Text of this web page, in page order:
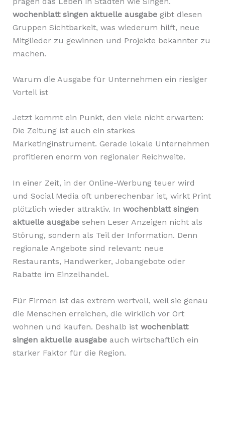
wochenblatt singen aktuelle ausgabegibt diesen
Gruppen Sichtbarkeit, was wiederum hilft, neue
Mitglieder zu gewinnen und Projekte bekannter zu
machen.
Warum die Ausgabe für Unternehmen ein riesiger
Vorteil ist
Jetzt kommt ein Punkt, den viele nicht erwarten:
Die Zeitung ist auch ein starkes
Marketinginstrument. Gerade lokale Unternehmen
profitieren enorm von regionaler Reichweite.
In einer Zeit, in der Online-Werbung teuer wird
und Social Media oft unberechenbar ist, wirkt Print
plötzlich wieder attraktiv. In wochenblatt singen
aktuelle ausgabesehen Leser Anzeigen nicht als
Störung, sondern als Teil der Information. Denn
regionale Angebote sind relevant: neue
Restaurants, Handwerker, Jobangebote oder
Rabatte im Einzelhandel.
Für Firmen ist das extrem wertvoll, weil sie genau
die Menschen erreichen, die wirklich vor Ort
wohnen und kaufen. Deshalb ist wochenblatt
singen aktuelle ausgabeauch wirtschaftlich ein
starker Faktor für die Region.